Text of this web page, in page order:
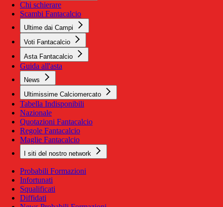
Chi schierare
Scambi Fantacalcio
Ultime dai Campi
Voti Fantacalcio
Asta Fantacalcio
Guida all'asta
News
Ultimissime Calciomercato
Tabella Indisponibili
Nazionale
Quotazioni Fantacalcio
Regole Fantacalcio
Maglie Fantacalcio
I siti del nostro network
Probabili Formazioni
Infortunati
Squalificati
Diffidati